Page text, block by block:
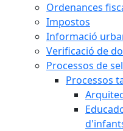
Ordenances
Impostos
Informació
Verificació de
Processos de
Processos